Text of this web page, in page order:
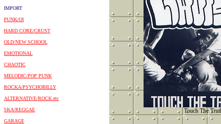
IMPORT
PUNK/OI
HARD CORE/CRUST
OLD/NEW SCHOOL
EMOTIONAL
CHAOTIC
MELODIC/POP PUNK
ROCKA/PSYCHOBILLY
ALTERNATIVE/ROCK etc
SKA/REGGAE
GARAGE
Touch The